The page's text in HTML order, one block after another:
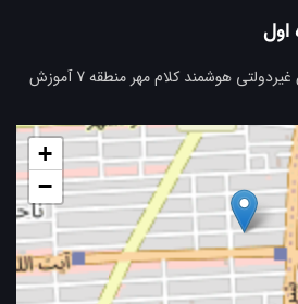
اول
پیش دبستانی و دبستان غیردولتی هوشمند کلام مهر منطقه 7 آموزش
+
−